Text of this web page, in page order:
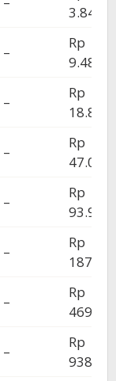
–
Rp
–
Rp
–
Rp
–
Rp
–
Rp
–
Rp
–
Rp